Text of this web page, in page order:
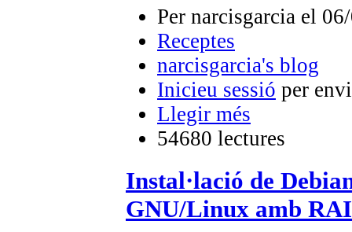
Per narcisgarcia el
Receptes
narcisgarcia's blog
Inicieu sessió per
Llegir més
54680 lectures
Instal·lació de
GNU/Linux amb